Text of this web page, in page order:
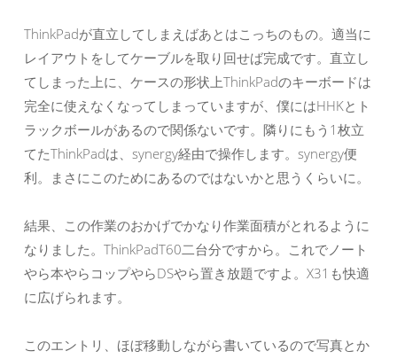
ThinkPadが直立してしまえばあとはこっちのもの。適当に
レイアウトをしてケーブルを取り回せば完成です。直立し
てしまった上に、ケースの形状上ThinkPadのキーボードは
完全に使えなくなってしまっていますが、僕にはHHKとト
ラックボールがあるので関係ないです。隣りにもう1枚立
てたThinkPadは、synergy経由で操作します。synergy便
利。まさにこのためにあるのではないかと思うくらいに。
結果、この作業のおかげでかなり作業面積がとれるように
なりました。ThinkPadT60二台分ですから。これでノート
やら本やらコップやらDSやら置き放題ですよ。X31も快適
に広げられます。
このエントリ、ほぼ移動しながら書いているので写真とか